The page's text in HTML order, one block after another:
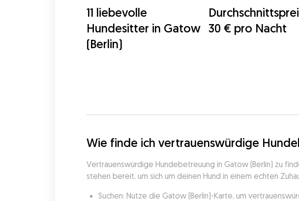
11 liebevolle
Hundesitter in Gatow
(Berlin)
30 € pro Nacht
Wie finde ich vertrauenswürdige
Vertrauenswürdige Hundebetreuung in Gatow (Berlin) zu
stehen bereit, um sich um deinen Hund in einem echten
Suchen: Nutze die Gatow (Berlin)-Karte, um